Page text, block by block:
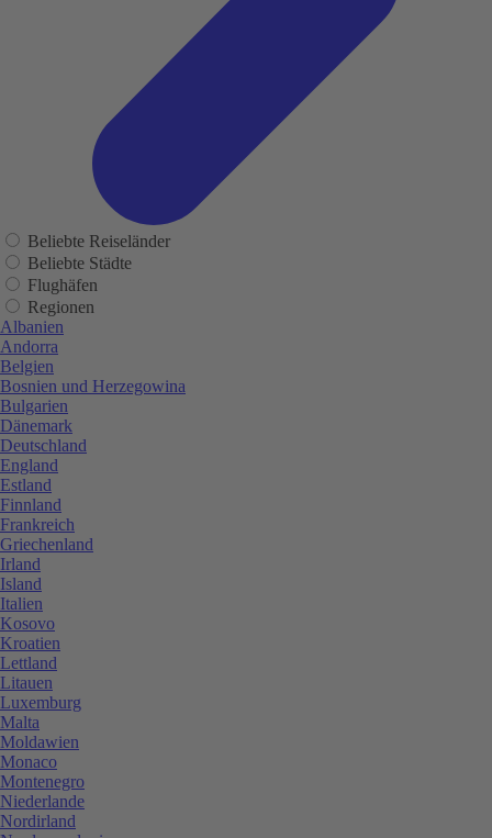
Beliebte Reiseländer
Beliebte Städte
Flughäfen
Regionen
Albanien
Andorra
Belgien
Bosnien und Herzegowina
Bulgarien
Dänemark
Deutschland
England
Estland
Finnland
Frankreich
Griechenland
Irland
Island
Italien
Kosovo
Kroatien
Lettland
Litauen
Luxemburg
Malta
Moldawien
Monaco
Montenegro
Niederlande
Nordirland